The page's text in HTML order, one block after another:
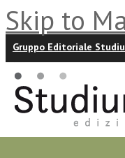
Skip to
Gruppo Editoriale